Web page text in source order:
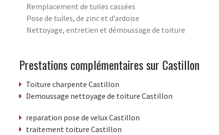
Remplacement de tuiles cassées
Pose de tuiles, de zinc et d’ardoise
Nettoyage, entretien et démoussage de toiture
Prestations complémentaires sur Castillon
Toiture charpente Castillon
Demoussage nettoyage de toiture Castillon
reparation pose de velux Castillon
traitement toiture Castillon